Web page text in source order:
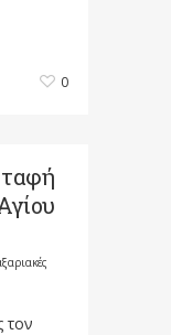
0
ταφή
τον